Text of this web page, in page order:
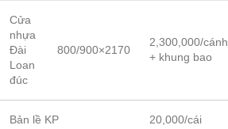
Cửa
nhựa
Đài
Loan
đúc
800/900×2170
2,300,000/cánh
+ khung bao
Bản lề KP 20,000/cái